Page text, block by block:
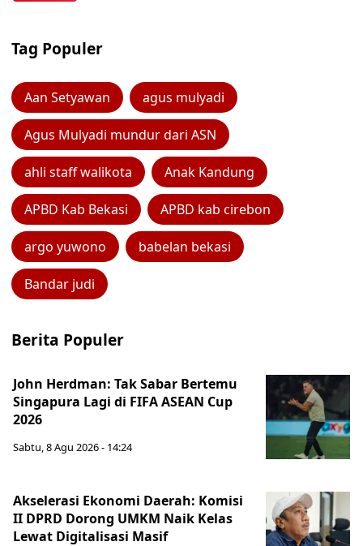
Tag Populer
Aan Setyawan agus mulyadi
Agus Mulyadi mundur dari ASN
ahli staff walikota Anak Kandung
APBD Kab Bekasi APBD kab cirebon
argo yuwono babelan bekasi
Bandar judi
Berita Populer
John Herdman: Tak Sabar Bertemu
Singapura Lagi di FIFA ASEAN Cup
2026
Sabtu, 8 Agu 2026 - 14:24
Akselerasi Ekonomi Daerah: Komisi
II DPRD Dorong UMKM Naik Kelas
Lewat Digitalisasi Masif